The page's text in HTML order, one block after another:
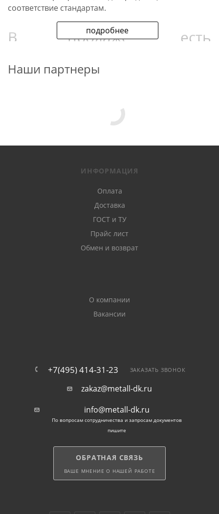
подробнее
соответствие стандартам.
В продаже есть
комплектующие для
отрезные диски для угловой шлифовальной
электроды МР-3 и МР-3С для сварки
круглые, квадратные, прямоугольные заглушки и
оцинкованная вязальная проволока толщиной 3
уточнить по телефону.
Наши партнеры
ИНФОРМАЦИЯ
Оплата
Доставка
ГОСТ и ТУ
Прайс лист
Обмен и возврат
О компании
Вакансии
+7(495) 414-31-23 ЗАКАЗАТЬ ЗВОНОК
zakaz@metall-dk.ru
info@metall-dk.ru
По вопросам сотрудничества и запросам документов
пишите
ОБРАТНАЯ СВЯЗЬ
ВАШЕ МНЕНИЕ О НАШЕЙ РАБОТЕ